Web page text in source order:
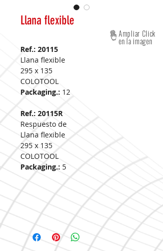
Llana flexible
Ref.: 20115
Llana flexible
295 x 135
COLOTOOL
Packaging.: 12
Ref.: 20115R
Respuesto de
Llana flexible
295 x 135
COLOTOOL
Packaging.: 5
Ampliar Click
en la imagen